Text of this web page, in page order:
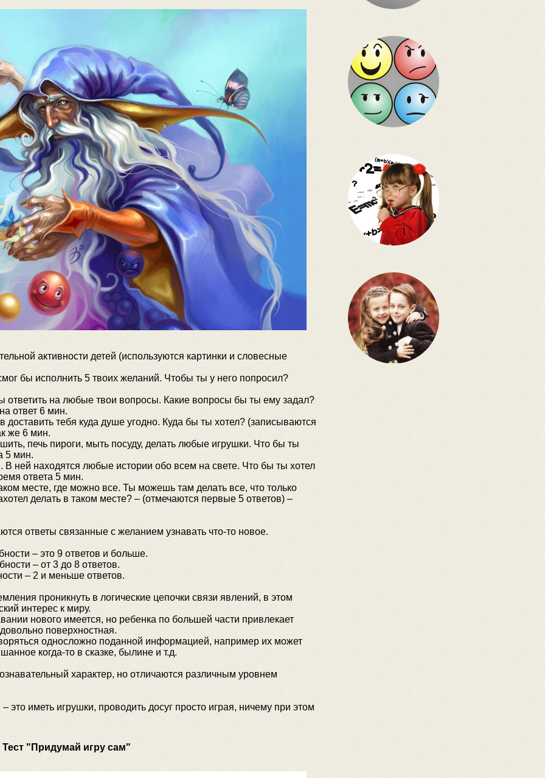
активности детей (используются картинки и словесные
бы исполнить 5 твоих желаний. Чтобы ты у него попросил?
на любые твои вопросы. Какие вопросы бы ты ему задал?
ответ 6 мин.
доставить тебя куда душе угодно. Куда бы ты хотел? (записываются
же 6 мин.
печь пироги, мыть посуду, делать любые игрушки. Что бы ты
5 мин.
ней находятся любые истории обо всем на свете. Что бы ты хотел
ответа 5 мин.
месте, где можно все. Ты можешь там делать все, что только
делать в таком месте? – (отмечаются первые 5 ответов) –
ответы связанные с желанием узнавать что-то новое.
– это 9 ответов и больше.
– от 3 до 8 ответов.
– 2 и меньше ответов.
проникнуть в логические цепочки связи явлений, в этом
интерес к миру.
нового имеется, но ребенка по большей части привлекает
поверхностная.
односложно поданной информацией, например их может
когда-то в сказке, былине и т.д.
характер, но отличаются различным уровнем
это иметь игрушки, проводить досуг просто играя, ничему при этом
Тест "Придумай игру сам"